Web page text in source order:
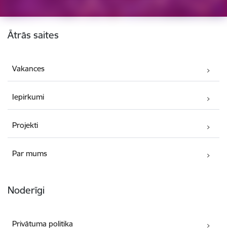
Kājene
Ātrās saites
Vakances
Iepirkumi
Projekti
Par mums
Noderīgi
Privātuma politika